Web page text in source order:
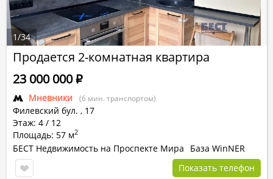
Продается 2-комнатная квартира
Мневники (6 мин. транспортом)
Филевский бул. , 17
Этаж: 4 / 12
Площадь: 57 м2
23 000 000Р
БЕСТ Недвижимость на Проспекте Мира
База WinNER
Показать телефон
1/34